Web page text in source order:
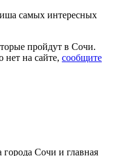
самых интересных
пройдут в Сочи.
нет на сайте, сообщите
Сочи и главная